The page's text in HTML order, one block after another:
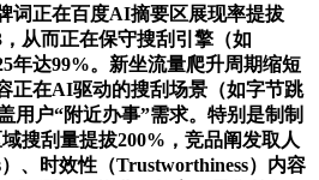
词正在百度AI摘要区展现率提拔
从而正在保守搜刮引擎（如
年达99%。新坐流量爬升周期缩短
正在AI驱动的搜刮场景（如字节跳
户“附近办事”需求。特别是制制
搜刮量提拔200%，竞品阐发取人
、时效性（Trustworthiness）内容